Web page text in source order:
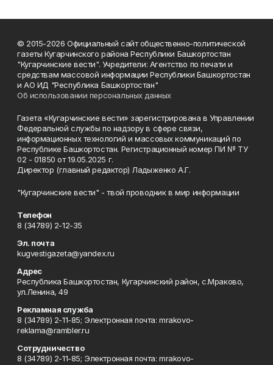
© 2015-2026 Официальный сайт общественно-политической
газеты Кугарчинского района Республики Башкортостан
"Кугарчинские вести". Учредители: Агентство по печати и
средствам массовой информации Республики Башкортостан
и АО ИД "Республика Башкортостан"
Об использовании персональных данных
Газета «Кугарчинские вести» зарегистрирована в Управлении
Федеральной службы по надзору в сфере связи,
информационных технологий и массовых коммуникаций по
Республике Башкортостан. Регистрационный номер ПИ № ТУ
02 - 01850 от 19.05.2025 г.
Директор (главный редактор) Ладыженко А.Г.
"Кугарчинские вести" - твой проводник в мир информации
Телефон
8 (34789) 2-12-35
Эл. почта
kugvestigazeta@yandex.ru
Адрес
Республика Башкортостан, Кугарчинский район, с.Мраково,
ул.Ленина, 49
Рекламная служба
8 (34789) 2-11-85; Электронная почта: mrakovo-
reklama@rambler.ru
Сотрудничество
8 (34789) 2-11-85; Электронная почта: mrakovo-